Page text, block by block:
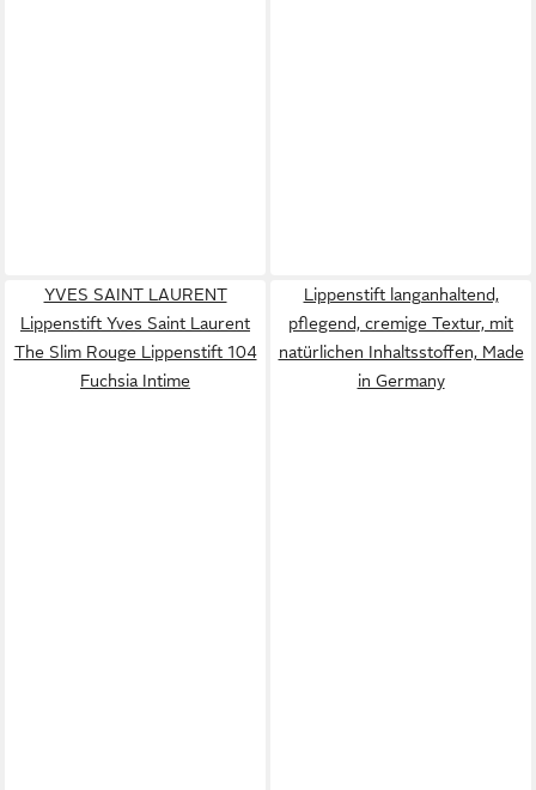
YVES SAINT LAURENT
Lippenstift Yves Saint Laurent
The Slim Rouge Lippenstift 104
Fuchsia Intime
Lippenstift langanhaltend,
pflegend, cremige Textur, mit
natürlichen Inhaltsstoffen, Made
in Germany